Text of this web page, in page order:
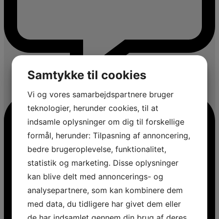
Samtykke til cookies
Vi og vores samarbejdspartnere bruger
teknologier, herunder cookies, til at
indsamle oplysninger om dig til forskellige
formål, herunder: Tilpasning af annoncering,
bedre brugeroplevelse, funktionalitet,
statistik og marketing. Disse oplysninger
kan blive delt med annoncerings- og
analysepartnere, som kan kombinere dem
med data, du tidligere har givet dem eller